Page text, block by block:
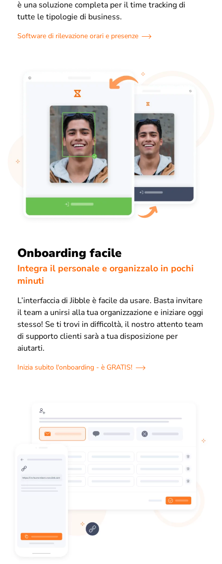
è una soluzione completa per il time tracking di
tutte le tipologie di business.
Software di rilevazione orari e presenze
Onboarding facile
Integra il personale e organizzalo in pochi
minuti
L’interfaccia di Jibble è facile da usare. Basta invitare
il team a unirsi alla tua organizzazione e iniziare oggi
stesso! Se ti trovi in difficoltà, il nostro attento team
di supporto clienti sarà a tua disposizione per
aiutarti.
Inizia subito l'onboarding - è GRATIS!